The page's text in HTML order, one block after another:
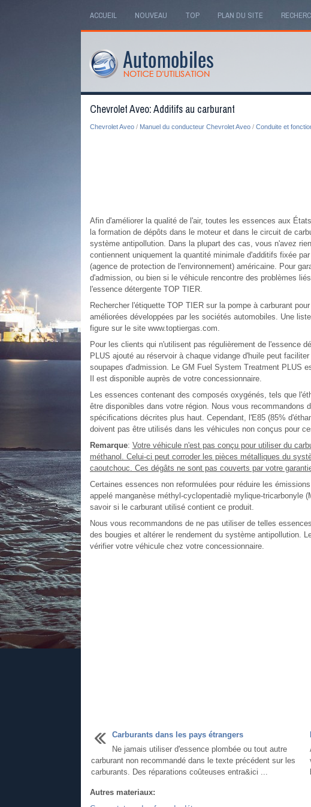
ACCUEIL NOUVEAU TOP PLAN DU SITE
Chevrolet Aveo: Additifs au carburant
Chevrolet Aveo/ Manuel du conducteur Chevrolet Aveo/ Conduite et
Afin d'améliorer la qualité de l'air, toutes les essences aux
la formation de dépôts dans le moteur et dans le circuit de
système antipollution. Dans la plupart des cas, vous n'avez
contiennent uniquement la quantité minimale d'additifs fixée
(agence de protection de l'environnement) américaine. Pour
d'admission, ou bien si le véhicule rencontre des problèmes
l'essence détergente TOP TIER.
Rechercher l'étiquette TOP TIER sur la pompe à carburant
améliorées développées par les sociétés automobiles. Une
figure sur le site www.toptiergas.com.
Pour les clients qui n'utilisent pas régulièrement de l'essence
PLUS ajouté au réservoir à chaque vidange d'huile peut
soupapes d'admission. Le GM Fuel System Treatment PLUS
Il est disponible auprès de votre concessionnaire.
Les essences contenant des composés oxygénés, tels que
être disponibles dans votre région. Nous vous
spécifications décrites plus haut. Cependant, l'E85 (85%
doivent pas être utilisés dans les véhicules non conçus pour
Remarque: Votre véhicule n'est pas conçu pour utiliser du
méthanol. Celui-ci peut corroder les pièces métalliques du
caoutchouc. Ces dégâts ne sont pas couverts par votre
Certaines essences non reformulées pour réduire les
appelé manganèse méthyl-cyclopentadiè mylique-tricarbonyle
savoir si le carburant utilisé contient ce produit.
Nous vous recommandons de ne pas utiliser de telles
des bougies et altérer le rendement du système antipollution.
vérifier votre véhicule chez votre concessionnaire.
Carburants dans les pays étrangers
Ne jamais utiliser d'essence plombée ou tout autre
carburant non recommandé dans le texte précédent sur les
carburants. Des réparations coûteuses entra&ici ...
Autres materiaux: